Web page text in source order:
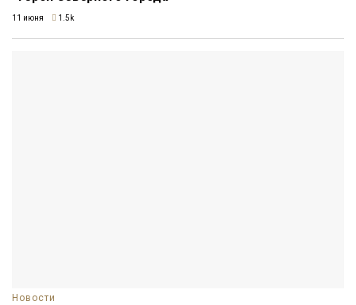
11 июня 1.5k
Новости